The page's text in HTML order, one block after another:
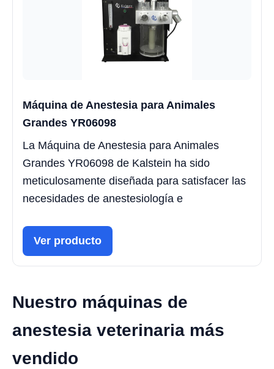
Máquina de Anestesia para Animales
Grandes YR06098
La Máquina de Anestesia para Animales
Grandes YR06098 de Kalstein ha sido
meticulosamente diseñada para satisfacer las
necesidades de anestesiología e
Ver producto
Nuestro máquinas de
anestesia veterinaria más
vendido